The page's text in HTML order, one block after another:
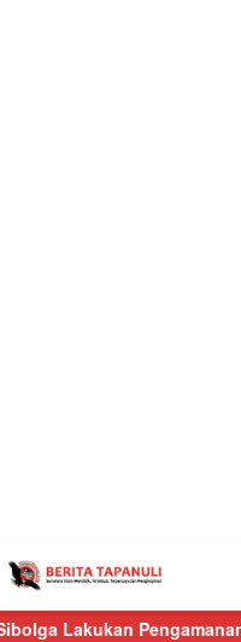
Pengamanan Kebakaran